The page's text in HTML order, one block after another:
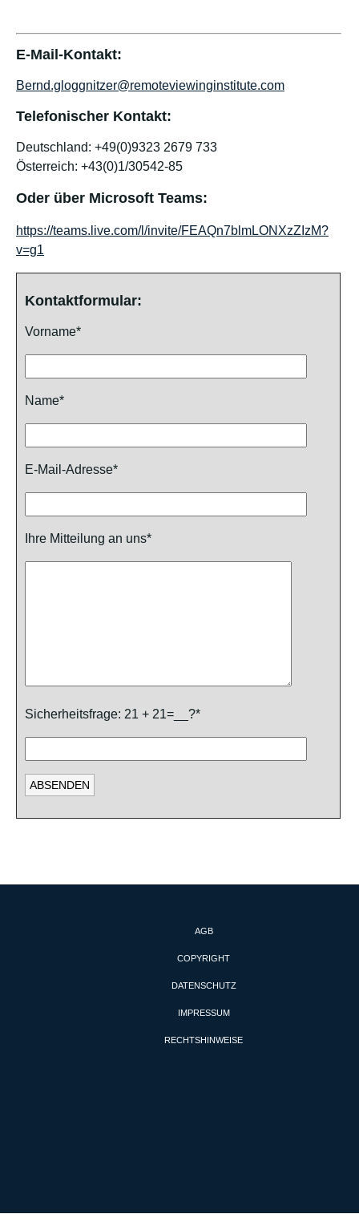
E-Mail-Kontakt:
Bernd.gloggnitzer@remoteviewinginstitute.com
Telefonischer Kontakt:
Deutschland: +49(0)9323 2679 733
Österreich: +43(0)1/30542-85
Oder über Microsoft Teams:
https://teams.live.com/l/invite/FEAQn7blmLONXzZIzM?
v=g1
Kontaktformular:
Vorname*
Name*
E-Mail-Adresse*
Ihre Mitteilung an uns*
Sicherheitsfrage: 21 + 21=__?*
AGB
COPYRIGHT
DATENSCHUTZ
IMPRESSUM
RECHTSHINWEISE